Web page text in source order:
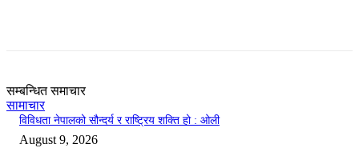
सम्बन्धित समाचार
सामाचार
विविधता नेपालको सौन्दर्य र राष्ट्रिय शक्ति हो : ओली
August 9, 2026